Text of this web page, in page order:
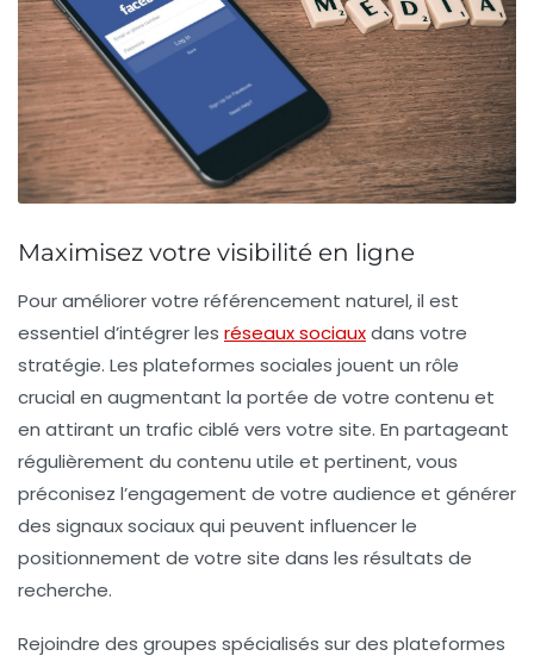
Maximisez votre visibilité en ligne
Pour améliorer votre référencement naturel, il est
essentiel d’intégrer les réseaux sociauxdans votre
stratégie. Les plateformes sociales jouent un rôle
crucial en augmentant la portée de votre contenu et
en attirant un trafic ciblé vers votre site. En partageant
régulièrement du contenu utile et pertinent, vous
préconisez l’engagement de votre audience et générer
des signaux sociauxqui peuvent influencer le
positionnement de votre site dans les résultats de
recherche.
Rejoindre des groupes spécialisés sur des plateformes